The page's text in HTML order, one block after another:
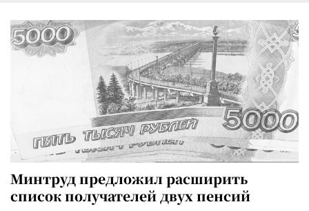
Минтруд предложил расширить
список получателей двух пенсий